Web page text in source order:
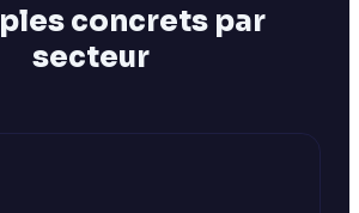
concrets par
secteur